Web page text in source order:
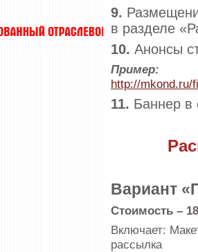
9.
в разделе
10. Анонсы
Пример:
http://mkond.ru/
11. Баннер в
Вариант
Стоимость –
Включает:
рассылка